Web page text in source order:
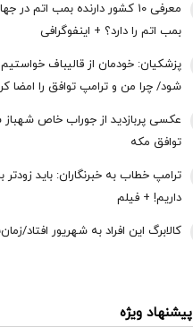
معرفی 10 کشور دارنده بمب اتم
بمب اتم را دارد؟ + اینفوگرافی
پزشکیان: خودمان از قالیباف
شود/ چرا من و ترامپ توافق را امضا
عکسی پربازدید از جوراب‌ خاص
توافق‌ مکه
ترامپ خطاب به خبرنگاران: باید
داریم! + فیلم
کالابرگ این افراد به شهریور افتاد/
پیشنهاد ویژه